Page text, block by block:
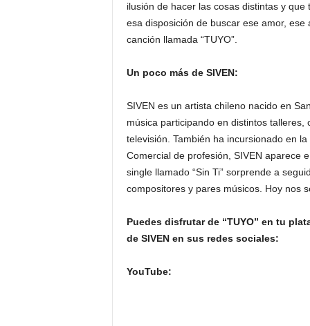
ilusión de hacer las cosas distintas y
esa disposición de buscar ese amor,
canción llamada “TUYO”.
Un poco más de SIVEN:
SIVEN es un artista chileno nacido en
música participando en distintos
televisión. También ha incursionado en
Comercial de profesión, SIVEN aparece
single llamado “Sin Ti” sorprende a
compositores y pares músicos. Hoy nos
Puedes disfrutar de “TUYO” en tu
de SIVEN en sus redes sociales:
YouTube: